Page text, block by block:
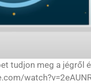
tudjon meg a jégről